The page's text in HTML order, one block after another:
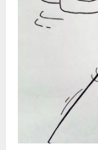
Форум
Лаборатории